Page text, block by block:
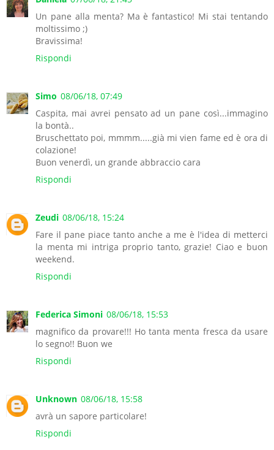
Un pane alla menta? Ma è fantastico! Mi stai tentando
moltissimo ;)
Bravissima!
Rispondi
Simo 08/06/18, 07:49
Caspita, mai avrei pensato ad un pane così...immagino
la bontà..
Bruschettato poi, mmmm.....già mi vien fame ed è ora di
colazione!
Buon venerdì, un grande abbraccio cara
Rispondi
Zeudi 08/06/18, 15:24
Fare il pane piace tanto anche a me è l'idea di metterci
la menta mi intriga proprio tanto, grazie! Ciao e buon
weekend.
Rispondi
Federica Simoni 08/06/18, 15:53
magnifico da provare!!! Ho tanta menta fresca da usare
lo segno!! Buon we
Rispondi
Unknown 08/06/18, 15:58
avrà un sapore particolare!
Rispondi